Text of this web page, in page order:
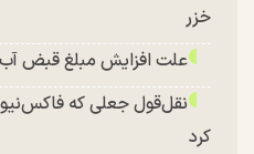
خزر
علت افزایش مبلغ قبض آب
نقل‌قول جعلی که
کرد